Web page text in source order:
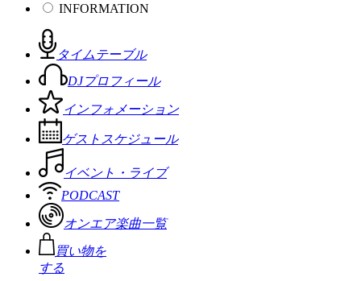
INFORMATION
タイムテーブル
DJプロフィール
インフォメーション
ゲストスケジュール
イベント・ライブ
PODCAST
オンエア楽曲一覧
買い物を
する